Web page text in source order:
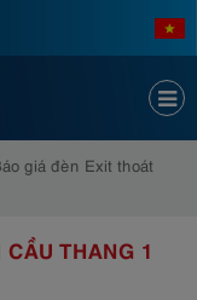
giá đèn Exit thoát
THANG 1